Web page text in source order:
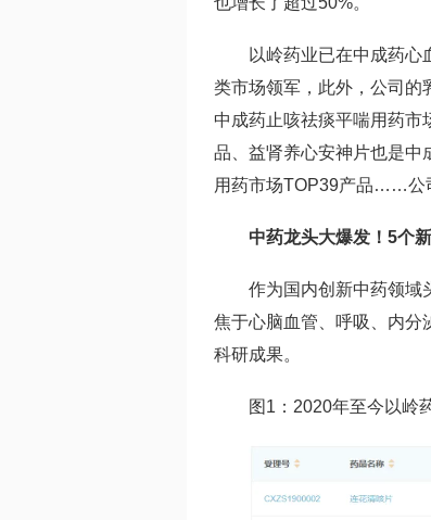
以岭药业已在中成药
类市场领军，此外，公司的
中成药止咳祛痰平喘用药市
品、 益肾养心安神片也是中
用药市场TOP39产品……公
中药龙头大爆发！5个
作为国内创新中药领域
焦于心脑血管、呼吸、内分
科研成果。
图1：2020年至今以岭